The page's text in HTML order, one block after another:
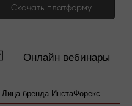
Скачать платформу
Онлайн вебинары
Лица бренда ИнстаФорекс